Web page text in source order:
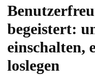
begeistert:
einschalten,
loslegen